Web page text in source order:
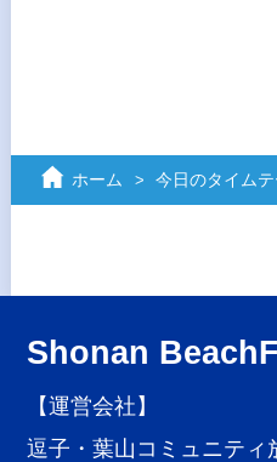
ホーム 今日のタイム
Shonan
【運営会社】
逗子・葉山コミュニティ